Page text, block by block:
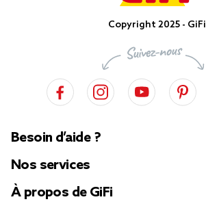
Copyright 2025 - GiFi
Besoin d’aide ?
Nos services
À propos de GiFi